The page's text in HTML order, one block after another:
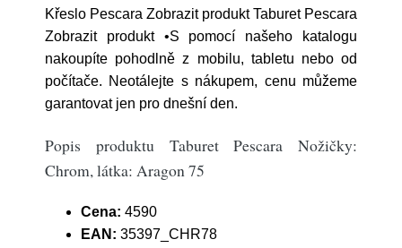
Křeslo Pescara Zobrazit produkt Taburet Pescara
Zobrazit produkt •S pomocí našeho katalogu
nakoupíte pohodlně z mobilu, tabletu nebo od
počítače. Neotálejte s nákupem, cenu můžeme
garantovat jen pro dnešní den.
Popis produktu Taburet Pescara Nožičky:
Chrom, látka: Aragon 75
Cena: 4590
EAN: 35397_CHR78